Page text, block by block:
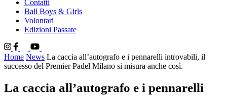
Contatti
Ball Boys & Girls
Volontari
Edizioni Passate
Instagram
Facebook
Twitter
Tok
Home News La caccia all’autografo e i pennarelli introvabili, il
successo del Premier Padel Milano si misura anche così.
La caccia all’autografo e i pennarelli